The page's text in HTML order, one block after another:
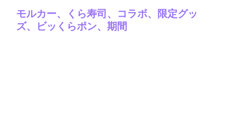
モルカー、くら寿司、コラボ、限定グッ
ズ、ビッくらポン、期間